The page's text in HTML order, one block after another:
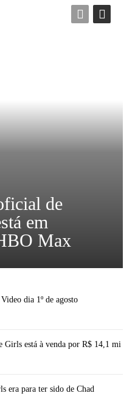
de
em
Max
dia 1º de agosto
Girls está à venda por R$ 14,1 mi
era para ter sido de Chad